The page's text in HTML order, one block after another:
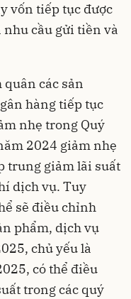
vốn tiếp tục được
cầu gửi tiền và
các sản
hàng tiếp tục
nhẹ trong Quý
2024 giảm nhẹ
trung giảm lãi suất
dịch vụ. Tuy
sẽ điều chỉnh
phẩm, dịch vụ
chủ yếu là
có thể điều
trong các quý